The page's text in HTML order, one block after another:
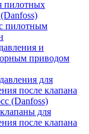
пилотных
пилотным
и
приводом
для
после клапана
(Danfoss)
для
после клапана